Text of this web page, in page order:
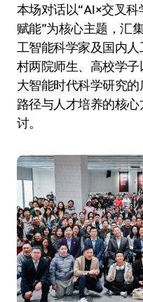
本场对话以“AI×交叉科
赋能”为核心主题，汇
工智能科学家及国内
村两院师生、高校学
大智能时代科学研究
路径与人才培养的核
讨。